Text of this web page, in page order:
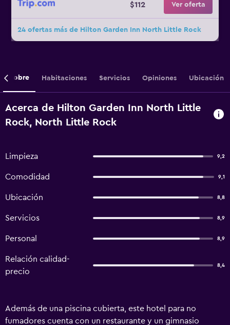
$112 Ver oferta
24 ofertas más de Hilton Garden Inn North Little Rock
Sobre Habitaciones Servicios Opiniones Ubicación
Acerca de Hilton Garden Inn North Little
Rock, North Little Rock
Limpieza 9,2
Comodidad 9,1
Ubicación 8,8
Servicios 8,9
Personal 8,9
Relación calidad-
precio
8,4
Además de una piscina cubierta, este hotel para no
fumadores cuenta con un restaurante y un gimnasio